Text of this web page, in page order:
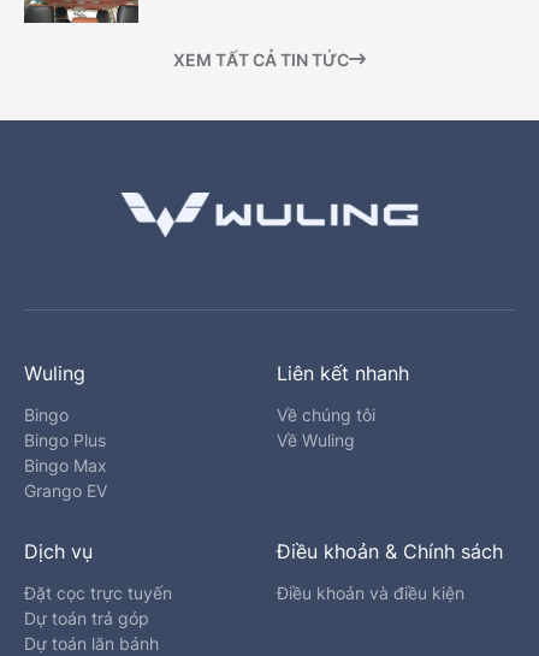
XEM TẤT CẢ TIN TỨC
Wuling
Bingo
Bingo Plus
Bingo Max
Grango EV
Liên kết nhanh
Về chúng tôi
Về Wuling
Dịch vụ
Đặt cọc trực tuyến
Dự toán trả góp
Dự toán lăn bánh
Điều khoản & Chính sách
Điều khoản và điều kiện